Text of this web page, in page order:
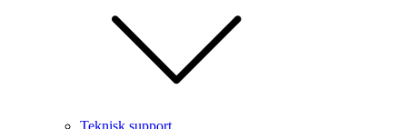
Teknisk support